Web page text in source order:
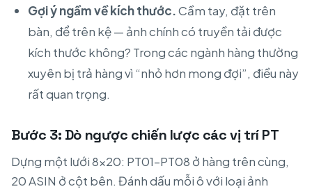
Gợi ý ngầm về kích thước.Cầm tay, đặt trên
bàn, để trên kệ — ảnh chính có truyền tải được
kích thước không? Trong các ngành hàng thường
xuyên bị trả hàng vì “nhỏ hơn mong đợi”, điều này
rất quan trọng.
Bước 3: Dò ngược chiến lược các vị trí PT
Dựng một lưới 8×20: PT01–PT08 ở hàng trên cùng,
20 ASIN ở cột bên. Đánh dấu mỗi ô với loại ảnh